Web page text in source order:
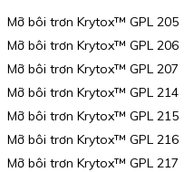
Mỡ bôi trơn Krytox™ GPL 205
Mỡ bôi trơn Krytox™ GPL 206
Mỡ bôi trơn Krytox™ GPL 207
Mỡ bôi trơn Krytox™ GPL 214
Mỡ bôi trơn Krytox™ GPL 215
Mỡ bôi trơn Krytox™ GPL 216
Mỡ bôi trơn Krytox™ GPL 217